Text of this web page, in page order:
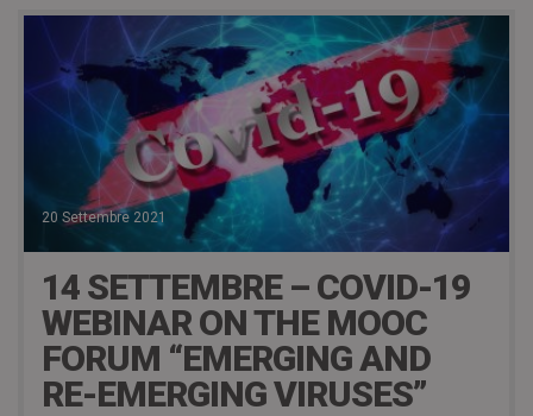
20 Settembre 2021
14 SETTEMBRE – COVID-19
WEBINAR ON THE MOOC
FORUM “EMERGING AND
RE-EMERGING VIRUSES”